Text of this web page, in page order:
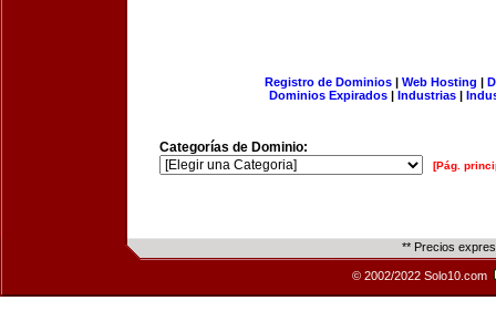
Registro de Dominios| Web Hosting |
Dominios Expirados | Industrias |
Categorías de Dominio:
[Pág.
** Precios
© 2002/2022 Solo10.com